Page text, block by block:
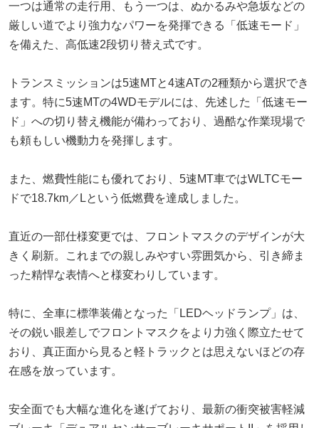
一つは通常の走行用、もう一つは、ぬかるみや急坂などの
厳しい道でより強力なパワーを発揮できる「低速モード」
を備えた、高低速2段切り替え式です。
トランスミッションは5速MTと4速ATの2種類から選択でき
ます。特に5速MTの4WDモデルには、先述した「低速モー
ド」への切り替え機能が備わっており、過酷な作業現場で
も頼もしい機動力を発揮します。
また、燃費性能にも優れており、5速MT車ではWLTCモー
ドで18.7km／Lという低燃費を達成しました。
直近の一部仕様変更では、フロントマスクのデザインが大
きく刷新。これまでの親しみやすい雰囲気から、引き締ま
った精悍な表情へと様変わりしています。
特に、全車に標準装備となった「LEDヘッドランプ」は、
その鋭い眼差しでフロントマスクをより力強く際立たせて
おり、真正面から見ると軽トラックとは思えないほどの存
在感を放っています。
安全面でも大幅な進化を遂げており、最新の衝突被害軽減